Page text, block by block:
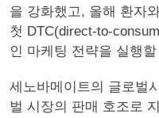
을 강화했고, 올해 환자
첫 DTC(direct-to-
인 마케팅 전략을 실행
세노바메이트의 글로벌
벌 시장의 판매 호조로